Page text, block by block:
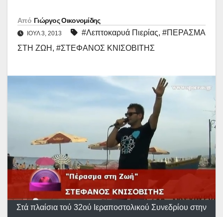
Από Γιώργος Οικονομίδης
ΙΟΎΛ 3, 2013 #Λεπτοκαρυά Πιερίας, #ΠΕΡΑΣΜΑ
ΣΤΗ ΖΩΗ , #ΣΤΕΦΑΝΟΣ ΚΝΙΣΟΒΙΤΗΣ
Στά πλαίσια τού 32ού Ιεραποστολικού Συνεδρίου στην